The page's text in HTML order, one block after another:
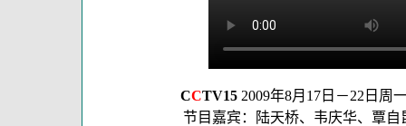
CCTV152009年8月17日－22日周
节目嘉宾：陆天桥、韦庆华、覃自